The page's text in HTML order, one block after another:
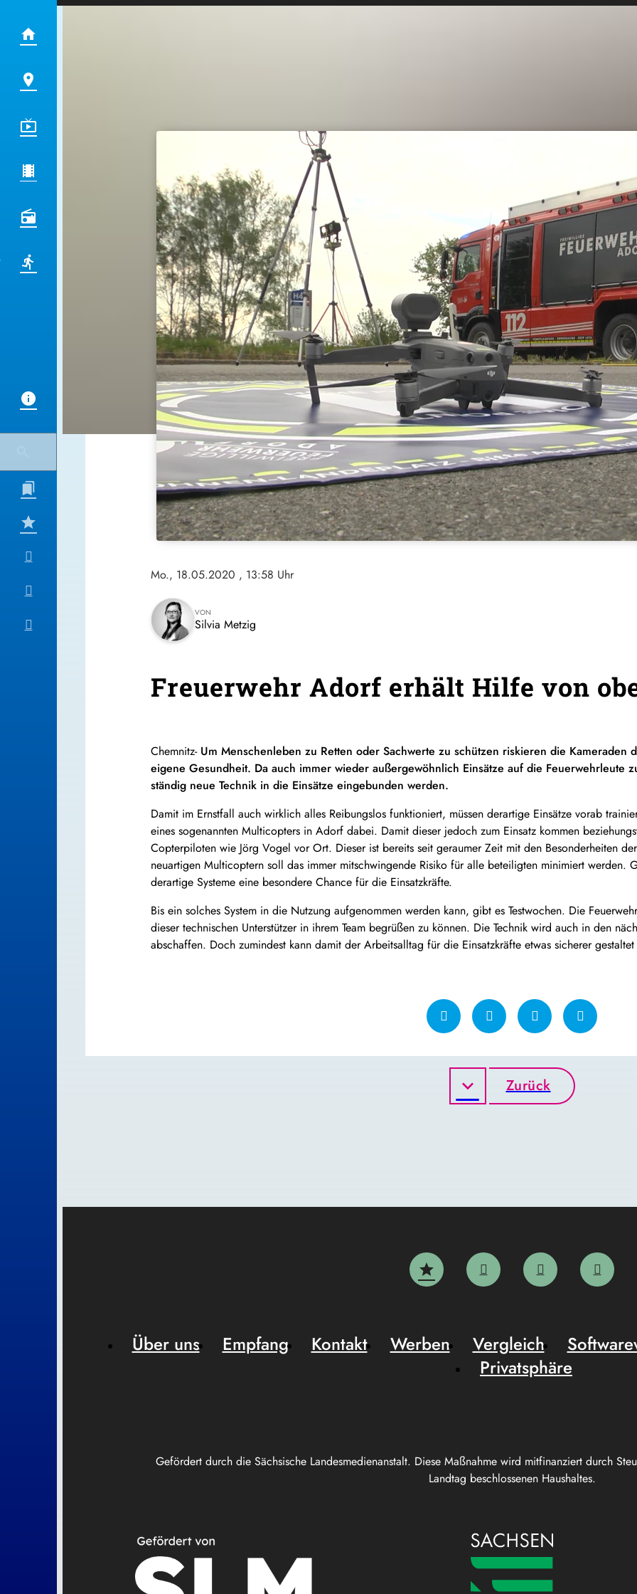
Mo., 18.05.2020 , 13:58 Uhr
VON
Silvia Metzig
Freuerwehr Adorf erhält Hilfe von
Chemnitz- Um Menschenleben zu Retten oder Sachwerte zu schützen riskieren die
eigene Gesundheit. Da auch immer wieder außergewöhnlich Einsätze auf die Feuerwehrleute
ständig neue Technik in die Einsätze eingebunden werden.
Damit im Ernstfall auch wirklich alles Reibungslos funktioniert, müssen derartige Einsätze vorab
eines sogenannten Multicopters in Adorf dabei. Damit dieser jedoch zum Einsatz kommen
Copterpiloten wie Jörg Vogel vor Ort. Dieser ist bereits seit geraumer Zeit mit den Besonderheiten
neuartigen Multicoptern soll das immer mitschwingende Risiko für alle beteiligten minimiert werden.
derartige Systeme eine besondere Chance für die Einsatzkräfte.
Bis ein solches System in die Nutzung aufgenommen werden kann, gibt es Testwochen. Die
dieser technischen Unterstützer in ihrem Team begrüßen zu können. Die Technik wird auch in den
abschaffen. Doch zumindest kann damit der Arbeitsalltag für die Einsatzkräfte etwas sicherer
Zurück
Gefördert durch die Sächsische Landesmedienanstalt. Diese Maßnahme wird mitfinanziert durch
Landtag beschlossenen Haushaltes.
Über uns Empfang Kontakt Werben Vergleich
Privatsphäre